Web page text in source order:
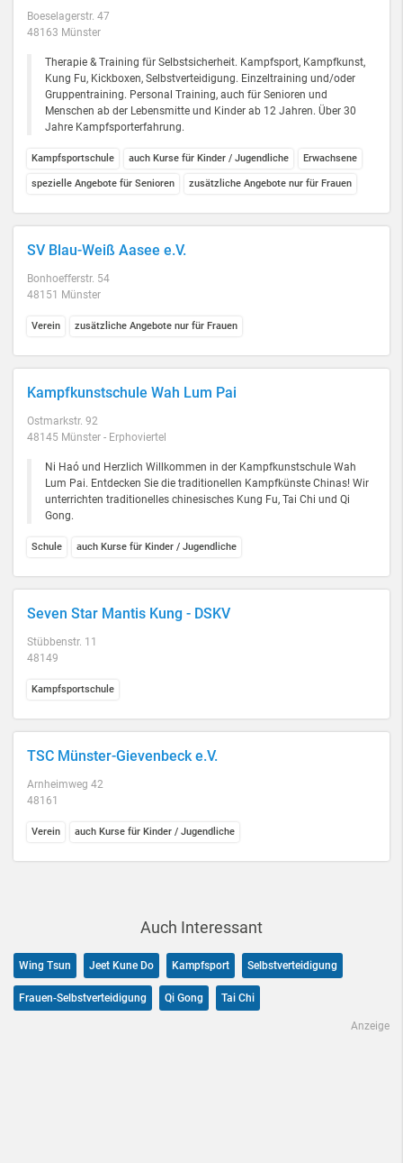
Boeselagerstr. 47
48163 Münster
Therapie & Training für Selbstsicherheit. Kampfsport, Kampfkunst,
Kung Fu, Kickboxen, Selbstverteidigung. Einzeltraining und/oder
Gruppentraining. Personal Training, auch für Senioren und
Menschen ab der Lebensmitte und Kinder ab 12 Jahren. Über 30
Jahre Kampfsporterfahrung.
Kampfsportschule auch Kurse für Kinder / Jugendliche Erwachsene
spezielle Angebote für Senioren zusätzliche Angebote nur für Frauen
SV Blau-Weiß Aasee e.V.
Bonhoefferstr. 54
48151 Münster
Verein zusätzliche Angebote nur für Frauen
Kampfkunstschule Wah Lum Pai
Ostmarkstr. 92
48145 Münster - Erphoviertel
Ni Haó und Herzlich Willkommen in der Kampfkunstschule Wah
Lum Pai. Entdecken Sie die traditionellen Kampfkünste Chinas! Wir
unterrichten traditionelles chinesisches Kung Fu, Tai Chi und Qi
Gong.
Schule auch Kurse für Kinder / Jugendliche
Seven Star Mantis Kung - DSKV
Stübbenstr. 11
48149
Kampfsportschule
TSC Münster-Gievenbeck e.V.
Arnheimweg 42
48161
Verein auch Kurse für Kinder / Jugendliche
Auch Interessant
Wing Tsun Jeet Kune Do Kampfsport Selbstverteidigung
Frauen-Selbstverteidigung Qi Gong Tai Chi
Anzeige